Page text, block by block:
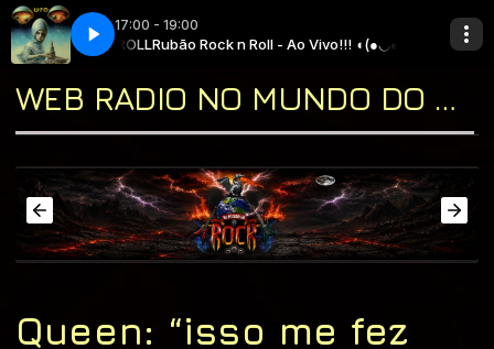
17:00 - 19:00
N ROLL Rubão Rock n Roll - Ao Vivo!!! ◖(●◡●)◗ com * RUBÃO ROCK
13 - UFO - Doctor Doctor (Live 1993)
Jukebox!!! ( ͡◉ ͜ʖ ͡◉ ) com * Tio Cosme
WEB RADIO NO MUNDO DO ROCK "A CASA DO CLASSIC ROCK & DO BLUES"
Queen: “isso me fez